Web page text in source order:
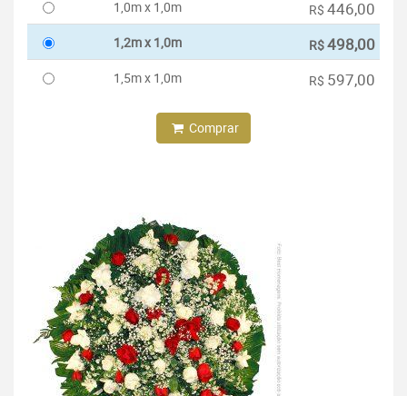
1,0m x 1,0m R$ 446,00
1,2m x 1,0m R$498,00
1,5m x 1,0m R$ 597,00
Comprar